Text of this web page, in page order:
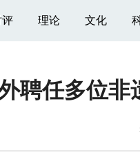
评 理论 文化
聘任多位